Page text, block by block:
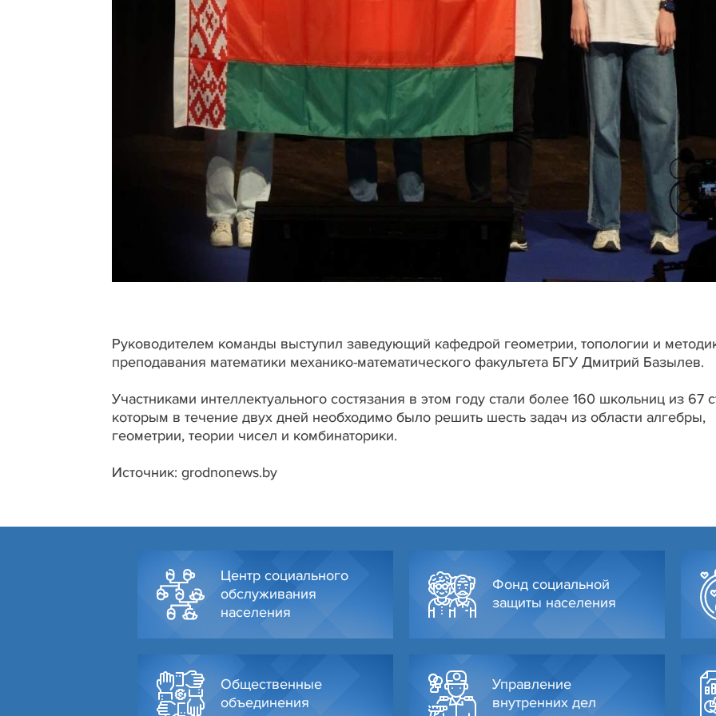
Руководителем команды выступил заведующий кафедрой геометрии, топологии и
преподавания математики механико-математического факультета БГУ Дмитрий Базылев.
Участниками интеллектуального состязания в этом году стали более 160 школьниц из 67
которым в течение двух дней необходимо было решить шесть задач из области алгебры,
геометрии, теории чисел и комбинаторики.
Источник: grodnonews.by
Центр социального
обслуживания
населения
Фонд социальной
защиты населения
Общественные
объединения
Управление
внутренних дел